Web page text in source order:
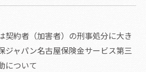
契約者（加害者）の刑事処分に大き
ジャパン名古屋保険金サービス第三
について